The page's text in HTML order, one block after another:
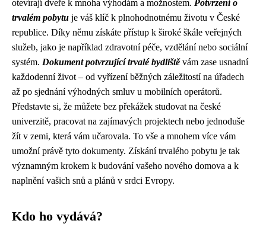
otevírají dveře k mnoha výhodám a možnostem. Potvrzení o
trvalém pobytu je váš klíč k plnohodnotnému životu v České
republice. Díky němu získáte přístup k široké škále veřejných
služeb, jako je například zdravotní péče, vzdělání nebo sociální
systém. Dokument potvrzující trvalé bydlištěvám zase usnadní
každodenní život – od vyřízení běžných záležitostí na úřadech
až po sjednání výhodných smluv u mobilních operátorů.
Představte si, že můžete bez překážek studovat na české
univerzitě, pracovat na zajímavých projektech nebo jednoduše
žít v zemi, která vám učarovala. To vše a mnohem více vám
umožní právě tyto dokumenty. Získání trvalého pobytu je tak
významným krokem k budování vašeho nového domova a k
naplnění vašich snů a plánů v srdci Evropy.
Kdo ho vydává?